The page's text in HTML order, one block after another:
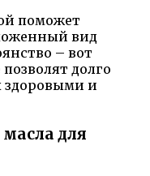
поможет
вид
– вот
долго
здоровыми и
для